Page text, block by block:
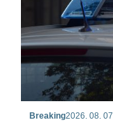
Breaking2026. 08. 07.